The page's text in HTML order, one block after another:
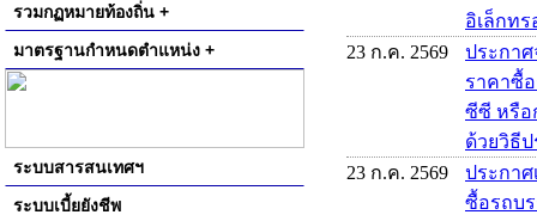
รวมกฏหมายท้องถิ่น +
มาตรฐานกำหนดตำแหน่ง +
ระบบสารสนเทศฯ
ระบบเบี้ยยังชีพ
อิเล็กทร
23 ก.ค. 2569
ประกา
ราคาซื้
ซีซี หรือ
ด้วยวิธีป
23 ก.ค. 2569
ประกา
ซื้อรถบ